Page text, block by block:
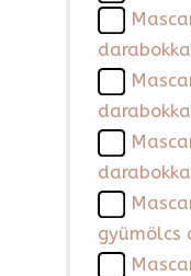
gyümölcs